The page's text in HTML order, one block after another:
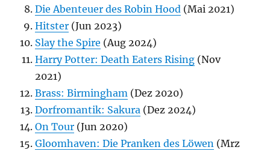
Die Abenteuer des Robin Hood (Mai 2021)
Hitster (Jun 2023)
Slay the Spire (Aug 2024)
Harry Potter: Death Eaters Rising (Nov
2021)
Brass: Birmingham (Dez 2020)
Dorfromantik: Sakura (Dez 2024)
On Tour (Jun 2020)
Gloomhaven: Die Pranken des Löwen (Mrz